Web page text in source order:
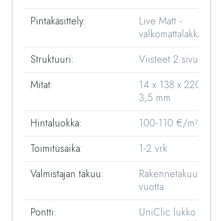
Pintakäsittely:
Live Matt -
valkomattalakka
Struktuuri:
Viisteet 2 sivulla
Mitat:
14 x 138 x 2200 /
3,5 mm
Hintaluokka:
100-110 €/m²
Toimitusaika:
1-2 vrk
Valmistajan takuu:
Rakennetakuu 25
vuotta
Pontti:
UniClic lukko +X-